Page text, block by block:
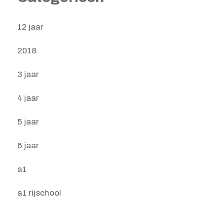
12 jaar
2018
3 jaar
4 jaar
5 jaar
6 jaar
a1
a1 rijschool